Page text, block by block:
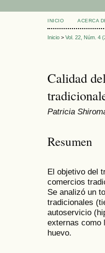
INICIO ACERCA
Inicio > Vol. 22, Núm. 4
Calidad
Patricia
Resumen
El objetivo del
comercios
Se analizó un
tradicionales
autoservicio
externas como
huevo.